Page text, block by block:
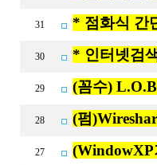
31 * 점화식 간
30 * 인터넷검
29 (꼼수)
28 (펌
27 (WindowXP